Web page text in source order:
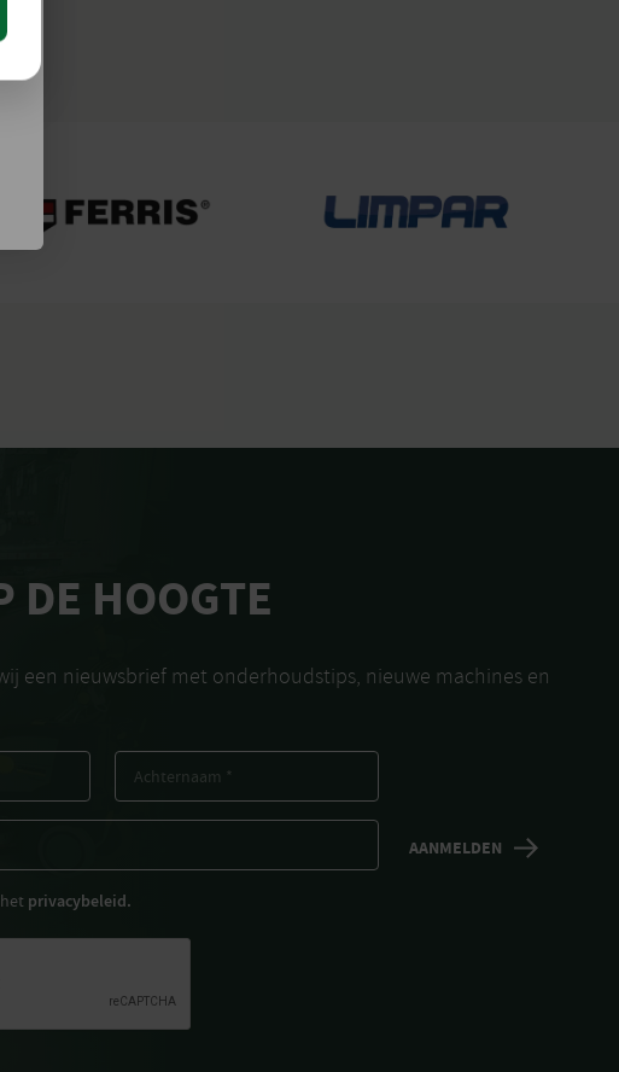
DE HOOGTE
een nieuwsbrief met onderhoudstips, nieuwe machines en
privacybeleid.